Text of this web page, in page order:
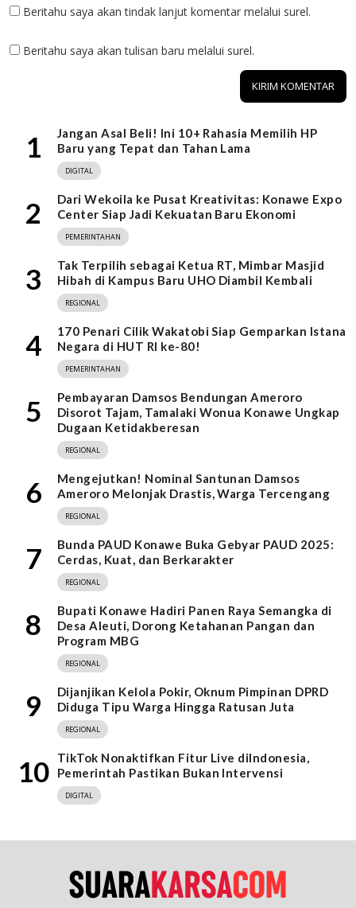
Beritahu saya akan tindak lanjut komentar melalui surel.
Beritahu saya akan tulisan baru melalui surel.
1
Jangan Asal Beli! Ini 10+ Rahasia Memilih HP
Baru yang Tepat dan Tahan Lama
DIGITAL
2
Dari Wekoila ke Pusat Kreativitas: Konawe Expo
Center Siap Jadi Kekuatan Baru Ekonomi
PEMERINTAHAN
3
Tak Terpilih sebagai Ketua RT, Mimbar Masjid
Hibah di Kampus Baru UHO Diambil Kembali
REGIONAL
4
170 Penari Cilik Wakatobi Siap Gemparkan Istana
Negara di HUT RI ke-80!
PEMERINTAHAN
5
Pembayaran Damsos Bendungan Ameroro
Disorot Tajam, Tamalaki Wonua Konawe Ungkap
Dugaan Ketidakberesan
REGIONAL
6
Mengejutkan! Nominal Santunan Damsos
Ameroro Melonjak Drastis, Warga Tercengang
REGIONAL
7
Bunda PAUD Konawe Buka Gebyar PAUD 2025:
Cerdas, Kuat, dan Berkarakter
REGIONAL
8
Bupati Konawe Hadiri Panen Raya Semangka di
Desa Aleuti, Dorong Ketahanan Pangan dan
Program MBG
REGIONAL
9
Dijanjikan Kelola Pokir, Oknum Pimpinan DPRD
Diduga Tipu Warga Hingga Ratusan Juta
REGIONAL
10
TikTok Nonaktifkan Fitur Live diIndonesia,
Pemerintah Pastikan Bukan Intervensi
DIGITAL